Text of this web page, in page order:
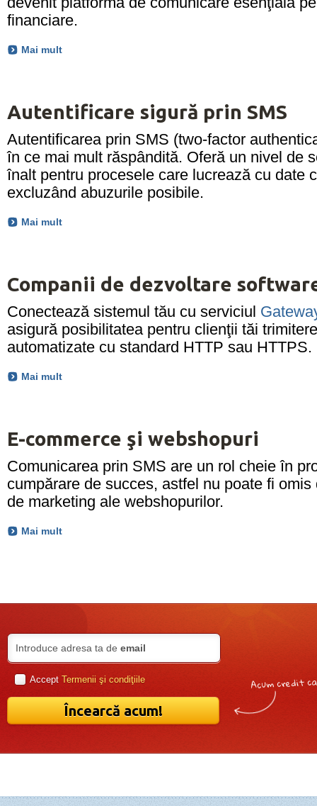
financiare.
Mai mult
Autentificare sigură prin SMS
Autentificarea prin SMS (two-factor
în ce mai mult răspândită. Oferă un nivel de
înalt pentru procesele care lucrează cu date
excluzând abuzurile posibile.
Mai mult
Companii de dezvoltare
Conectează sistemul tău cu serviciul
asigură posibilitatea pentru clienţii tăi
automatizate cu standard HTTP sau HTTPS.
Mai mult
E-commerce şi webshopuri
Comunicarea prin SMS are un rol cheie în
cumpărare de succes, astfel nu poate fi
de marketing ale webshopurilor.
Mai mult
Introduce adresa ta de email
Accept Termenii şi condiţiile
Încearcă acum!
Acum credit